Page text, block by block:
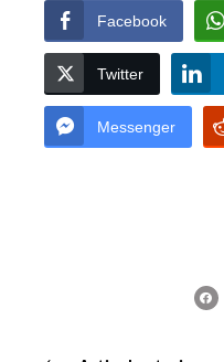
Facebook
Twitter
Messenger